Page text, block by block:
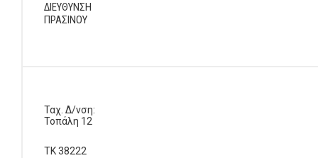
ΔΙΕΥΘΥΝΣΗ
ΠΡΑΣΙΝΟΥ
Ταχ. Δ/νση:
Τοπάλη 12
ΤΚ 38222